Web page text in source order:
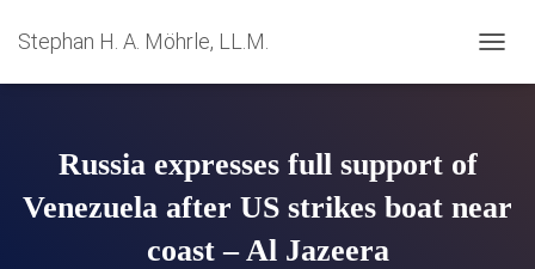
Stephan H. A. Möhrle, LL.M.
A
I
Russia expresses full support of
Venezuela after US strikes boat near
coast – Al Jazeera